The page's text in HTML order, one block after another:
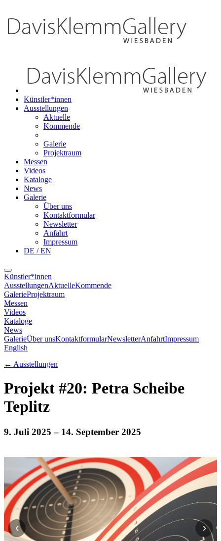
Künstler*innen
Ausstellungen
Aktuelle
Kommende
Galerie
Projektraum
Messen
Videos
Kataloge
News
Galerie
Über uns
Kontaktformular
Newsletter
Anfahrt
Impressum
DE / EN
Künstler*innen
AusstellungenAktuelleKommende
GalerieProjektraum
Messen
Videos
Kataloge
News
GalerieÜber unsKontaktformularNewsletterAnfahrtImpressum
English
← Ausstellungen
Projekt #20: Petra Scheibe
Teplitz
9. Juli 2025 – 14. September 2025
‹ ›